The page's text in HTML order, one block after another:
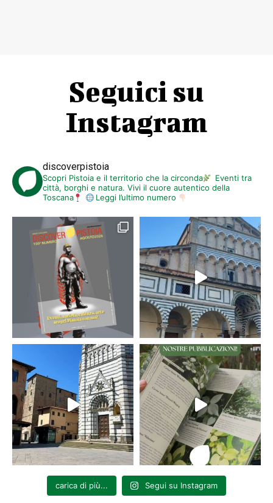
Seguici su
Instagram
discoverpistoia
Scopri Pistoia e il territorio che la circonda
Eventi tra
città, borghi e natura. Vivi il cuore autentico della
Toscana
Leggi l’ultimo numero
carica di più... Segui su Instagram